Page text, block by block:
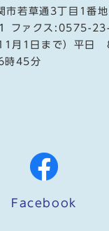
若草通3丁目1番地
ファクス:0575-
月1日まで）平日
時45分
Facebook